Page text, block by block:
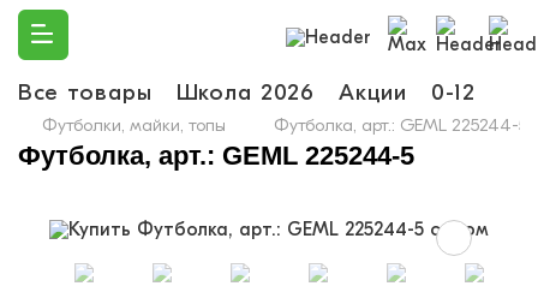
Все товары Школа 2026 Акции 0-12
Футболки, майки, топы Футболка, арт.: GEML 225244-5
Футболка, арт.: GEML 225244-5